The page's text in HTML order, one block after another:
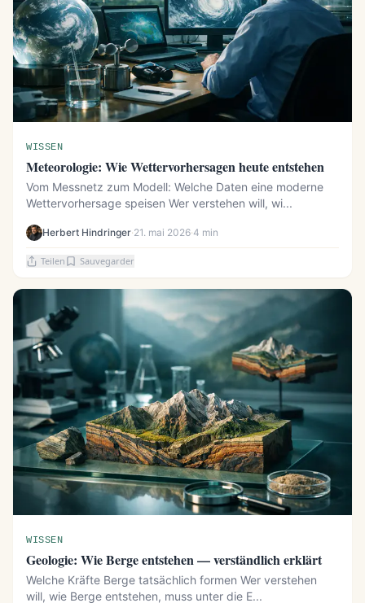
WISSEN
Meteorologie: Wie Wettervorhersagen heute entstehen
Vom Messnetz zum Modell: Welche Daten eine moderne
Wettervorhersage speisen Wer verstehen will, wi...
Herbert Hindringer·21. mai 2026·4 min
Teilen Sauvegarder
WISSEN
Geologie: Wie Berge entstehen — verständlich erklärt
Welche Kräfte Berge tatsächlich formen Wer verstehen
will, wie Berge entstehen, muss unter die E...